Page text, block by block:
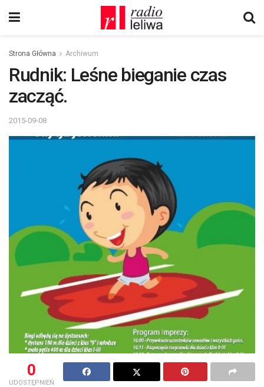
Strona Główna Archiwum
Rudnik: Leśne bieganie czas
zacząć.
2015-09-08
0
UDOSTĘPNIEŃ